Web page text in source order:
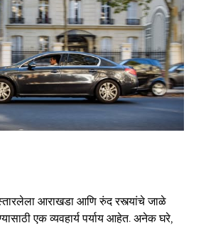
आराखडा आणि रुंद रस्त्यांचे जाळे
एक व्यवहार्य पर्याय आहेत. अनेक घरे,